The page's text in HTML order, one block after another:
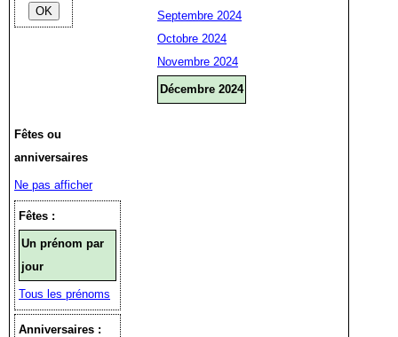
Septembre 2024
Octobre 2024
Novembre 2024
Décembre 2024
Fêtes ou
anniversaires
Ne pas afficher
Fêtes :
Un prénom par
jour
Tous les prénoms
Anniversaires :